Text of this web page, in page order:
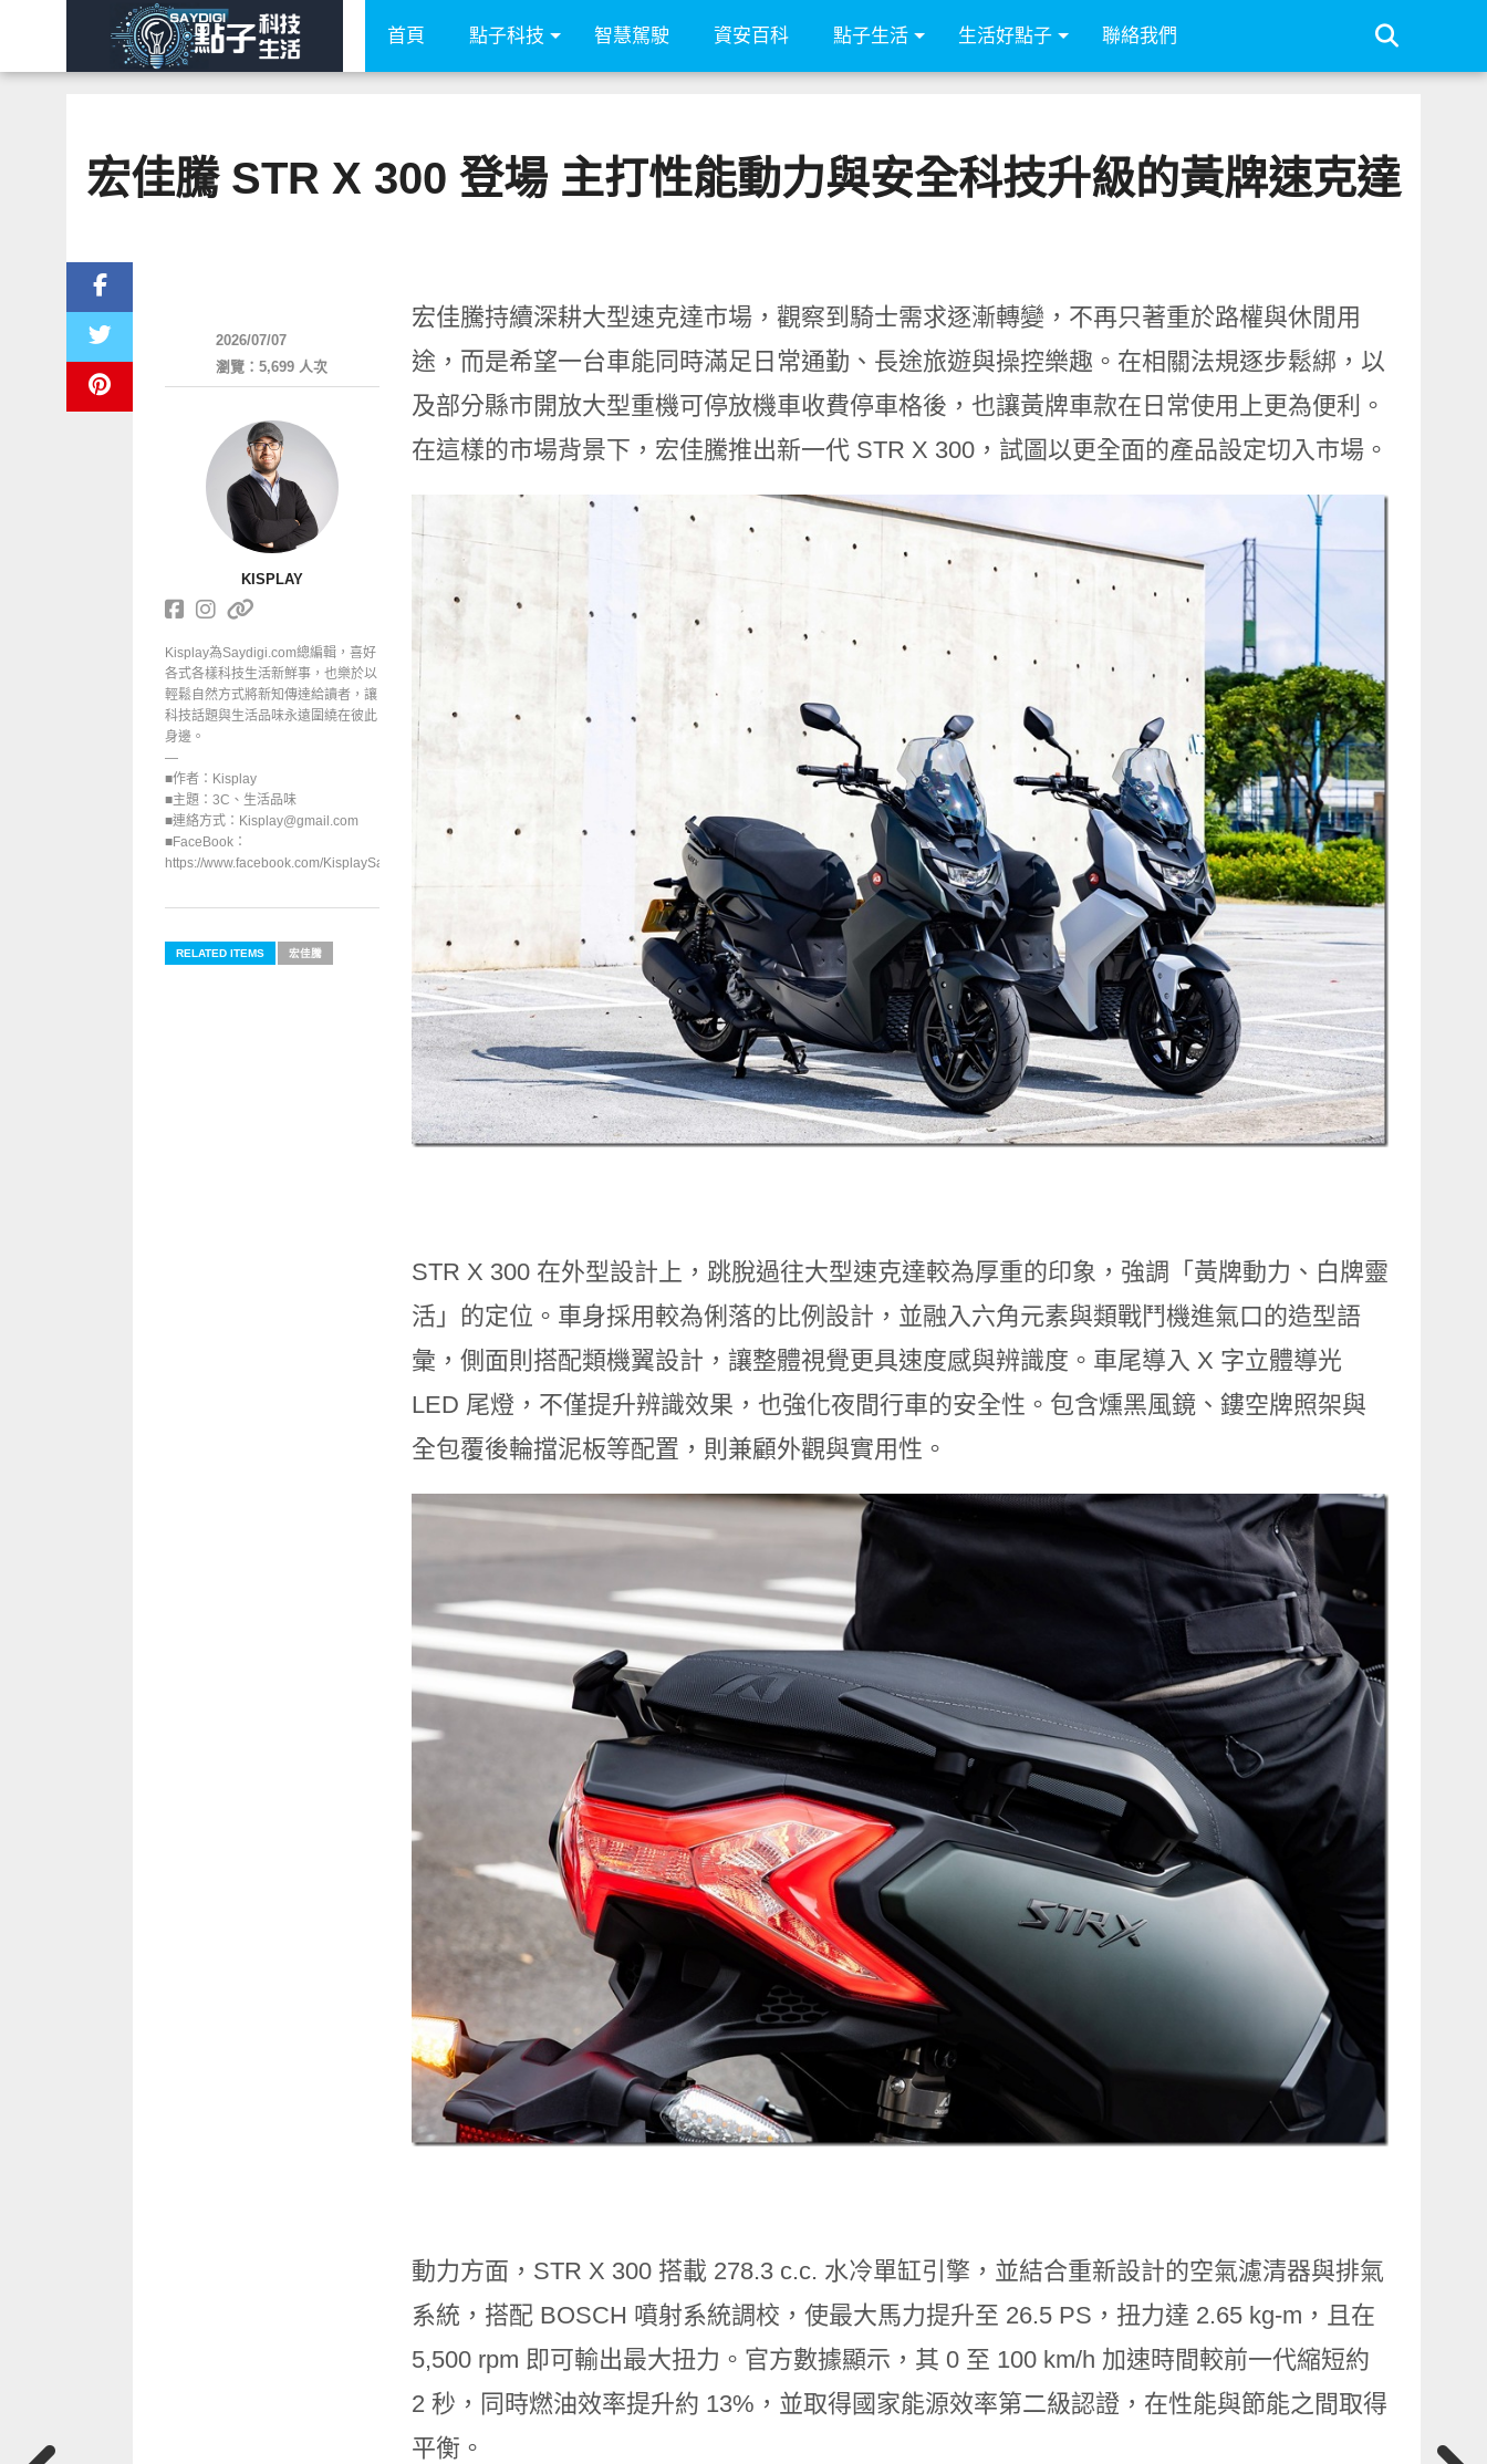
首頁 點子科技 智慧駕駛 資安百科 點子生活 生活好點子 聯絡我們
宏佳騰 STR X 300 登場 主打性能動力與安全科技升級的黃牌速克達
宏佳騰持續深耕大型速克達市場，觀察到騎士需求逐漸轉變，不再只著重於路權與休閒用
途，而是希望一台車能同時滿足日常通勤、長途旅遊與操控樂趣。在相關法規逐步鬆綁，以
及部分縣市開放大型重機可停放機車收費停車格後，也讓黃牌車款在日常使用上更為便利。
在這樣的市場背景下，宏佳騰推出新一代 STR X 300，試圖以更全面的產品設定切入市場。
STR X 300 在外型設計上，跳脫過往大型速克達較為厚重的印象，強調「黃牌動力、白牌靈
活」的定位。車身採用較為俐落的比例設計，並融入六角元素與類戰鬥機進氣口的造型語
彙，側面則搭配類機翼設計，讓整體視覺更具速度感與辨識度。車尾導入 X 字立體導光
LED 尾燈，不僅提升辨識效果，也強化夜間行車的安全性。包含燻黑風鏡、鏤空牌照架與
全包覆後輪擋泥板等配置，則兼顧外觀與實用性。
動力方面，STR X 300 搭載 278.3 c.c. 水冷單缸引擎，並結合重新設計的空氣濾清器與排氣
系統，搭配 BOSCH 噴射系統調校，使最大馬力提升至 26.5 PS，扭力達 2.65 kg-m，且在
5,500 rpm 即可輸出最大扭力。官方數據顯示，其 0 至 100 km/h 加速時間較前一代縮短約
2 秒，同時燃油效率提升約 13%，並取得國家能源效率第二級認證，在性能與節能之間取得
平衡。
2026/07/07
瀏覽：5,699 人次
KISPLAY
Kisplay為Saydigi.com總編輯，喜好
各式各樣科技生活新鮮事，也樂於以
輕鬆自然方式將新知傳達給讀者，讓
科技話題與生活品味永遠圍繞在彼此
身邊。
—
■作者：Kisplay
■主題：3C、生活品味
■連絡方式：Kisplay@gmail.com
■FaceBook：
https://www.facebook.com/KisplaySayGoodbuy/
RELATED ITEMS 宏佳騰